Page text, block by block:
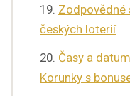
Zodpovědné
českých loterií
Časy a
Korunky s